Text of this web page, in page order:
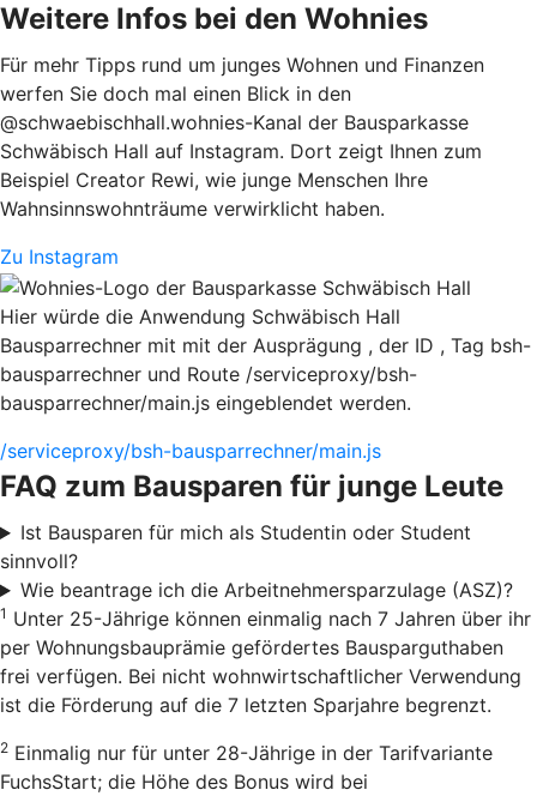
Weitere Infos bei den Wohnies
Für mehr Tipps rund um junges Wohnen und Finanzen
werfen Sie doch mal einen Blick in den
@schwaebischhall.wohnies-Kanal der Bausparkasse
Schwäbisch Hall auf Instagram. Dort zeigt Ihnen zum
Beispiel Creator Rewi, wie junge Menschen Ihre
Wahnsinnswohnträume verwirklicht haben.
Zu Instagram
Hier würde die Anwendung Schwäbisch Hall
Bausparrechner mit mit der Ausprägung , der ID , Tag bsh-
bausparrechner und Route /serviceproxy/bsh-
bausparrechner/main.js eingeblendet werden.
/serviceproxy/bsh-bausparrechner/main.js
FAQ zum Bausparen für junge Leute
Ist Bausparen für mich als Studentin oder Student
sinnvoll?
Wie beantrage ich die Arbeitnehmersparzulage (ASZ)?
1 Unter 25-Jährige können einmalig nach 7 Jahren über ihr
per Wohnungsbauprämie gefördertes Bausparguthaben
frei verfügen. Bei nicht wohnwirtschaftlicher Verwendung
ist die Förderung auf die 7 letzten Sparjahre begrenzt.
2 Einmalig nur für unter 28-Jährige in der Tarifvariante
FuchsStart; die Höhe des Bonus wird bei